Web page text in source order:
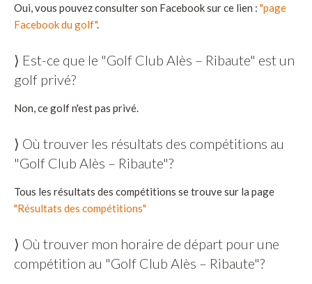
Oui, vous pouvez consulter son Facebook sur ce lien : "page
Facebook du golf".
⟩ Est-ce que le "Golf Club Alès – Ribaute" est un
golf privé?
Non, ce golf n'est pas privé.
⟩ Où trouver les résultats des compétitions au
"Golf Club Alès – Ribaute"?
Tous les résultats des compétitions se trouve sur la page
"Résultats des compétitions"
⟩ Où trouver mon horaire de départ pour une
compétition au "Golf Club Alès – Ribaute"?